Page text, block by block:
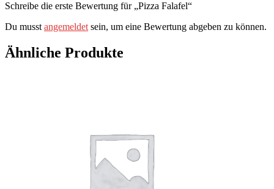
Schreibe die erste Bewertung für „Pizza Falafel“
Du musst angemeldet sein, um eine Bewertung abgeben zu können.
Ähnliche Produkte